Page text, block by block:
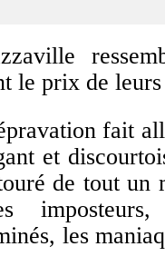
le prix de
fait
et
de tout un
les